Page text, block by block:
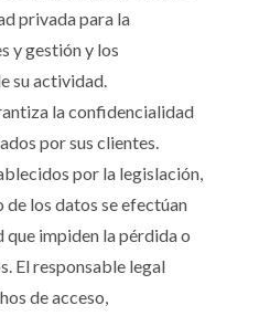
privada para la
y gestión y los
su actividad.
la confidencialidad
por sus clientes.
por la legislación,
los datos se efectúan
que impiden la pérdida o
El responsable legal
de acceso,